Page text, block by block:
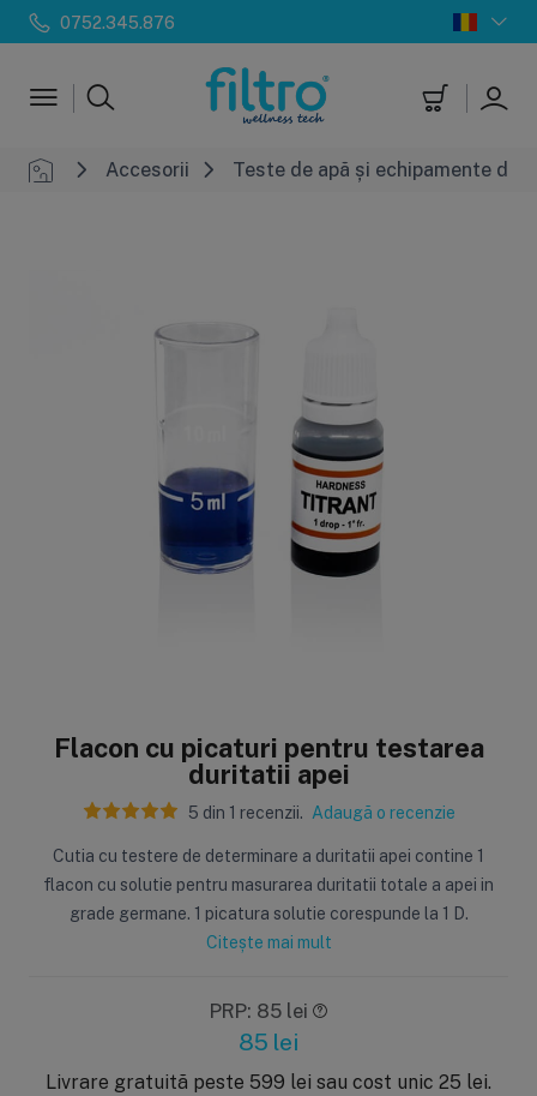
0752.345.876
Filtre cu purjare
(18)
Dozatoare
(7)
Sisteme economice
Carcase
(11)
(1)
Carcase
(8)
Accesorii Teste de apă și echipamente de
Flacon cu picaturi pentru testarea
duritatii apei
5 din 1 recenzii. Adaugă o recenzie
Cutia cu testere de determinare a duritatii apei contine 1
flacon cu solutie pentru masurarea duritatii totale a apei in
grade germane. 1 picatura solutie corespunde la 1 D.
Citește mai mult
PRP: 85 lei
85 lei
Livrare gratuită peste 599 lei sau cost unic 25 lei.